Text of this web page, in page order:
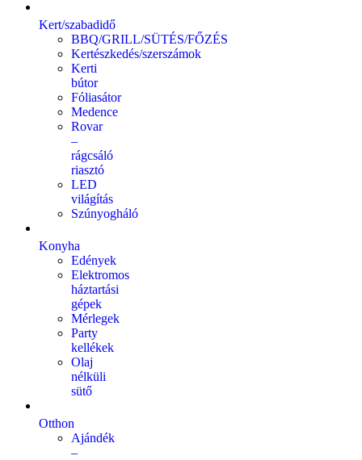
Kert/szabadidő
BBQ/GRILL/SÜTÉS/FŐZÉS
Kertészkedés/szerszámok
Kerti
bútor
Fóliasátor
Medence
Rovar
–
rágcsáló
riasztó
LED
világítás
Szúnyogháló
Konyha
Edények
Elektromos
háztartási
gépek
Mérlegek
Party
kellékek
Olaj
nélküli
sütő
Otthon
Ajándék
–